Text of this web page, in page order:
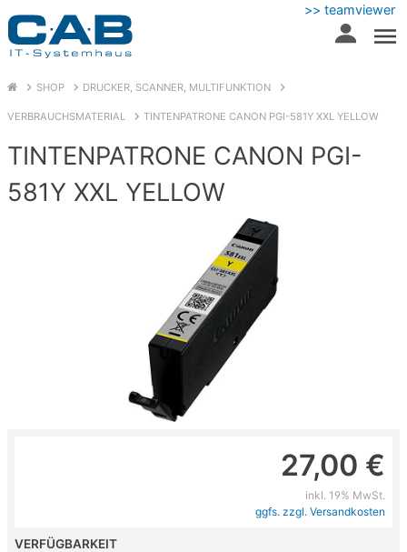
>> teamviewer
SHOP DRUCKER, SCANNER, MULTIFUNKTION
VERBRAUCHSMATERIAL TINTENPATRONE CANON PGI-581Y XXL YELLOW
TINTENPATRONE CANON PGI-
581Y XXL YELLOW
27,00 €
inkl. 19% MwSt.
ggfs. zzgl. Versandkosten
VERFÜGBARKEIT